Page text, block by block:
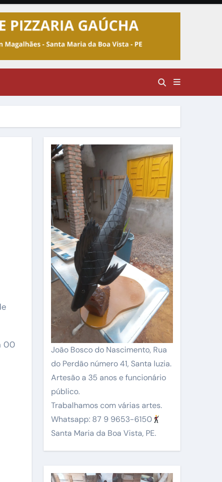
00
João Bosco do Nascimento, Rua
do Perdão número 41, Santa luzia.
Artesão a 35 anos e funcionário
público.
Trabalhamos com várias artes.
Whatsapp: 87 9 9653-6150
Santa Maria da Boa Vista, PE.